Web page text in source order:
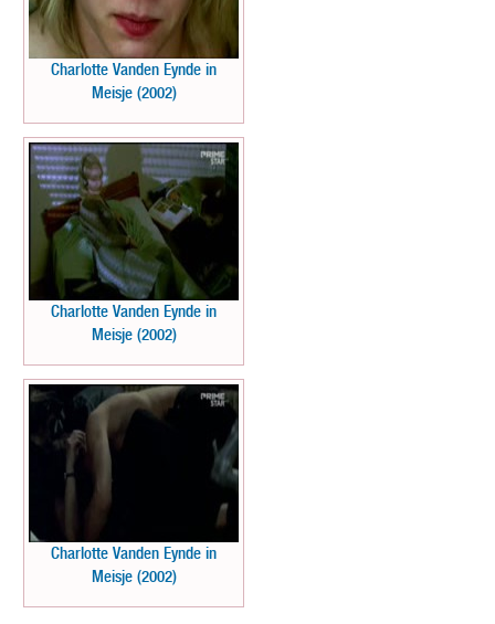
Charlotte Vanden Eynde in
Meisje (2002)
Charlotte Vanden Eynde in
Meisje (2002)
Charlotte Vanden Eynde in
Meisje (2002)